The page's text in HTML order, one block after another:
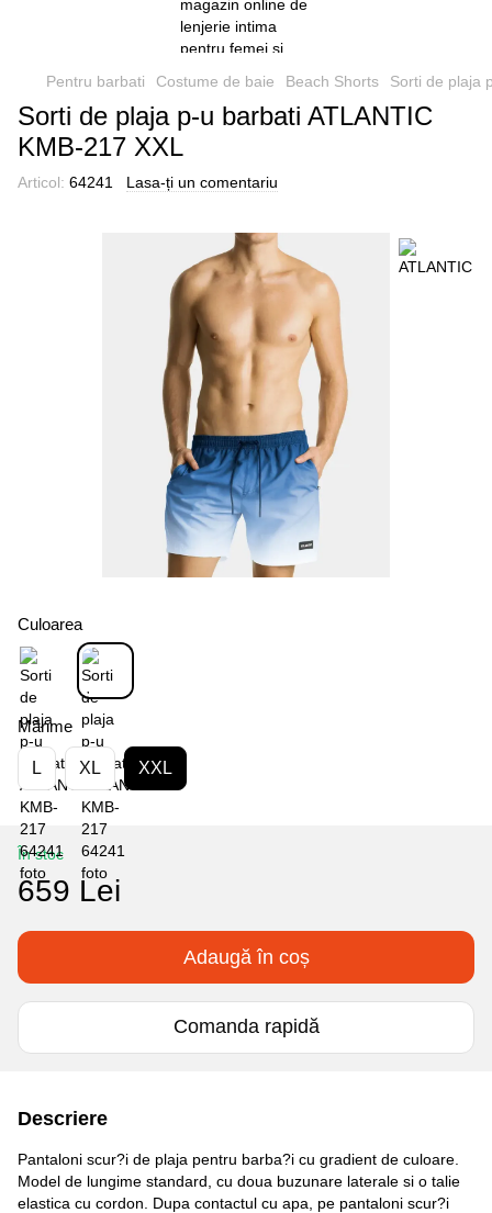
Pentru barbati Costume de baie Beach Shorts Sorti de plaja
Sorti de plaja p-u barbati ATLANTIC
KMB-217 XXL
Articol: 64241 Lasa-ți un comentariu
Culoarea
Mărime
L XL XXL
În stoc
659 Lei
Adaugă în coș
Comanda rapidă
Descriere
Pantaloni scur?i de plaja pentru barba?i cu gradient de culoare.
Model de lungime standard, cu doua buzunare laterale si o talie
elastica cu cordon. Dupa contactul cu apa, pe pantaloni scur?i